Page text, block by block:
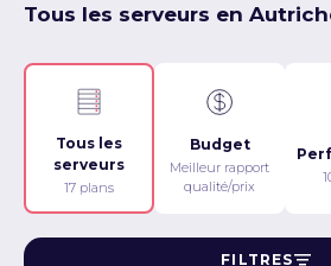
Tous les serveurs en
Tous les
serveurs
17 plans
Budget
Meilleur rapport
qualité/prix
FILTRES